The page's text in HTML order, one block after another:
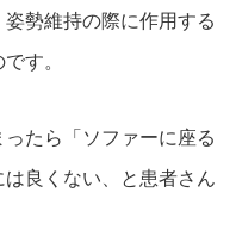
勢維持の際に作用する
す。
たら「ソファーに座る
良くない、と患者さん